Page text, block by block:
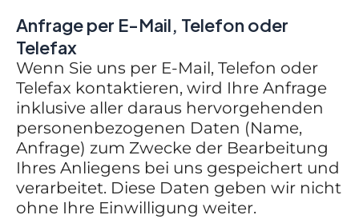
Anfrage per E-Mail, Telefon oder
Telefax
Wenn Sie uns per E-Mail, Telefon oder
Telefax kontaktieren, wird Ihre Anfrage
inklusive aller daraus hervorgehenden
personenbezogenen Daten (Name,
Anfrage) zum Zwecke der Bearbeitung
Ihres Anliegens bei uns gespeichert und
verarbeitet. Diese Daten geben wir nicht
ohne Ihre Einwilligung weiter.